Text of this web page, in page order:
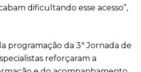
dificultando esse acesso”,
programação da 3ª Jornada de
reforçaram a